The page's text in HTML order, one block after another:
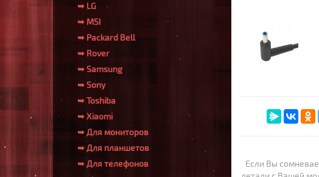
➥ LG
➥ MSI
➥ Packard Bell
➥ Rover
➥ Samsung
➥ Sony
➥ Toshiba
➥ Xiaomi
➥ Для мониторов
➥ Для планшетов
➥ Для телефонов
Если Вы